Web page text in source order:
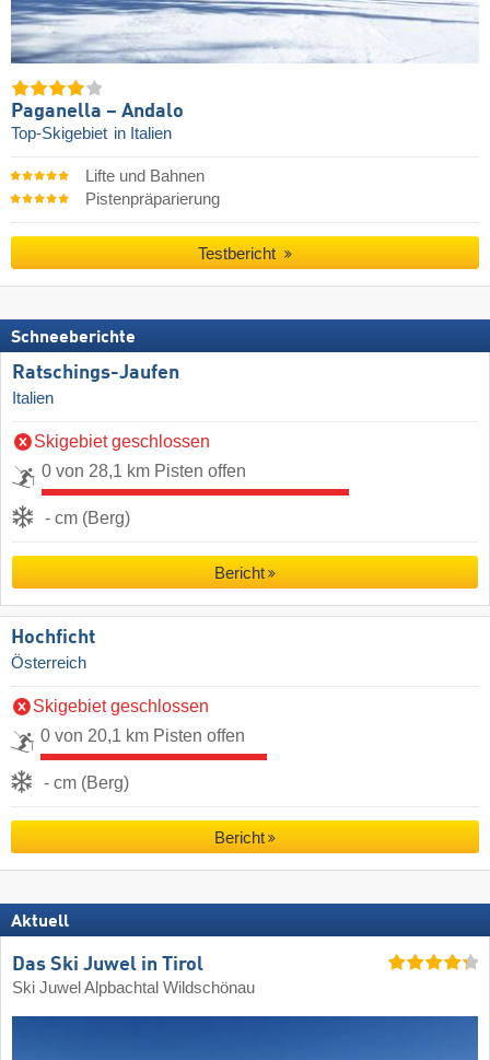
Paganella – Andalo
Top-Skigebiet in Italien
Lifte und Bahnen
Pistenpräparierung
Testbericht
Schneeberichte
Ratschings-Jaufen
Italien
Skigebiet geschlossen
0 von 28,1 km Pisten offen
- cm (Berg)
Bericht
Hochficht
Österreich
Skigebiet geschlossen
0 von 20,1 km Pisten offen
- cm (Berg)
Bericht
Aktuell
Das Ski Juwel in Tirol
Ski Juwel Alpbachtal Wildschönau